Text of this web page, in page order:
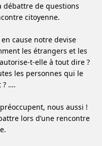
débattre de questions
citoyenne.
cause notre devise
les étrangers et les
t-elle à tout dire ?
les personnes qui le
? ….
nous aussi !
lors d’une rencontre